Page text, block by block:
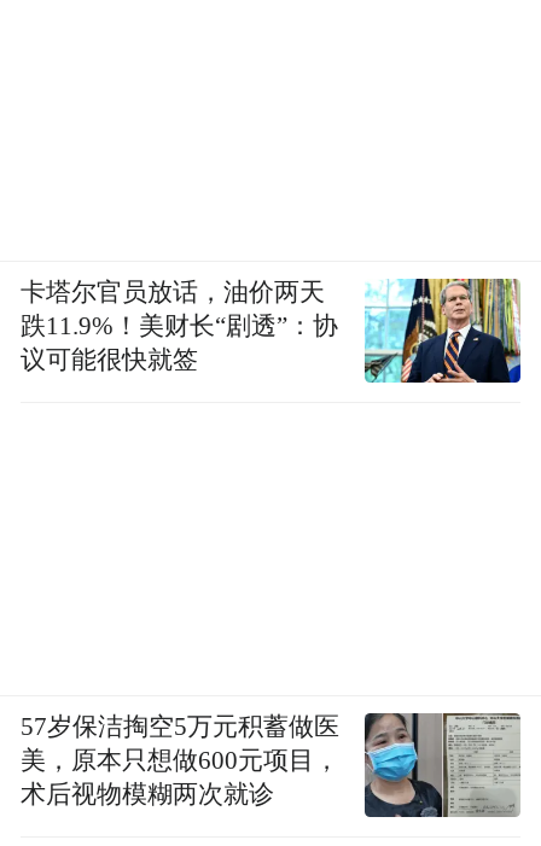
卡塔尔官员放话，油价两天
跌11.9%！美财长“剧透”：协
议可能很快就签
57岁保洁掏空5万元积蓄做医
美，原本只想做600元项目，
术后视物模糊两次就诊